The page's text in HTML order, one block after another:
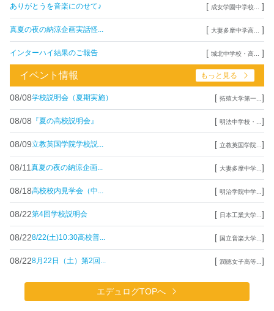
ありがとうを音楽にのせて♪ [ 成女学園中学校... ]
真夏の夜の納涼企画実話怪... [ 大妻多摩中学高... ]
インターハイ結果のご報告 [ 城北中学校・高... ]
イベント情報 もっと見る
08/08学校説明会（夏期実施） [ 拓殖大学第一... ]
08/08 『夏の高校説明会』 [ 明法中学校・... ]
08/09立教英国学院学校説... [ 立教英国学院... ]
08/11 真夏の夜の納涼企画... [ 大妻多摩中学... ]
08/18高校校内見学会（中... [ 明治学院中学... ]
08/22第4回学校説明会 [ 日本工業大学... ]
08/228/22(土)10:30高校普... [ 国立音楽大学... ]
08/228月22日（土）第2回... [ 潤徳女子高等... ]
エデュログTOPへ